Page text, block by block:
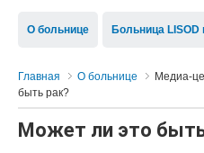
О больнице Больница LISOD
Главная О больнице Медиа-
быть рак?
Может ли это